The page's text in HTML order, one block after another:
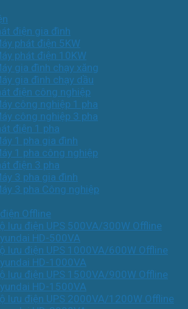
điện gia đình
phát điện 5KW
phát điện 10KW
gia đình chạy xăng
gia đình chạy dầu
điện công nghiệp
công nghiệp 1 pha
công nghiệp 3 pha
điện 1 pha
1 pha gia đình
1 pha công nghiệp
điện 3 pha
3 pha gia đình
3 pha Công nghiệp
Offline
lưu điện UPS 500VA/300W Offline
HD-500VA
lưu điện UPS 1000VA/600W Offline
HD-1000VA
lưu điện UPS 1500VA/900W Offline
HD-1500VA
lưu điện UPS 2000VA/1200W Offline